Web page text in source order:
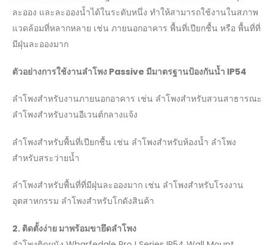
ละออง และละอองน้ำได้ในระดับหนึ่ง ทำให้สามารถใช้งานในสภาพ
แวดล้อมที่หลากหลาย เช่น ภายนอกอาคาร พื้นที่เปียกชื้น หรือ พื้นที่ที่
มีฝุ่นละอองมาก
ตัวอย่างการใช้งานลำโพง Passive มีมาตรฐานป้องกันน้ำ IP54
ลำโพงสำหรับงานภายนอกอาคาร เช่น ลำโพงสำหรับสวนสาธารณะ
ลำโพงสำหรับงานอีเวนต์กลางแจ้ง
ลำโพงสำหรับพื้นที่เปียกชื้น เช่น ลำโพงสำหรับห้องน้ำ ลำโพง
สำหรับสระว่ายน้ำ
ลำโพงสำหรับพื้นที่ที่มีฝุ่นละอองมาก เช่น ลำโพงสำหรับโรงงาน
อุตสาหกรรม ลำโพงสำหรับโกดังสินค้า
2. ติดตั้งง่าย มาพร้อมขายึดลำโพง